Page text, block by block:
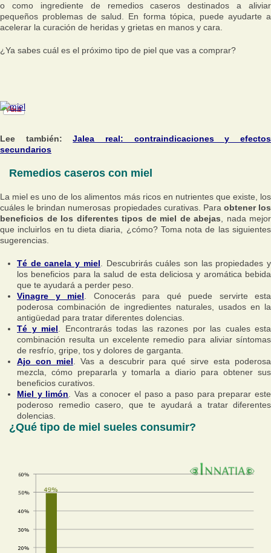
o como ingrediente de remedios caseros destinados a aliviar
pequeños problemas de salud. En forma tópica, puede ayudarte a
acelerar la curación de heridas y grietas en manos y cara.
¿Ya sabes cuál es el próximo tipo de piel que vas a comprar?
Lee también:Jalea real: contraindicaciones y efectos
secundarios
Remedios caseros con miel
La miel es uno de los alimentos más ricos en nutrientes que existe, los
cuáles le brindan numerosas propiedades curativas. Para obtener los
beneficios de los diferentes tipos de miel de abejas , nada mejor
que incluirlos en tu dieta diaria, ¿cómo? Toma nota de las siguientes
sugerencias.
Té de canela y miel . Descubrirás cuáles son las propiedades y
los beneficios para la salud de esta deliciosa y aromática bebida
que te ayudará a perder peso.
Vinagre y miel . Conocerás para qué puede servirte esta
poderosa combinación de ingredientes naturales, usados en la
antigüedad para tratar diferentes dolencias.
Té y miel . Encontrarás todas las razones por las cuales esta
combinación resulta un excelente remedio para aliviar síntomas
de resfrío, gripe, tos y dolores de garganta.
Ajo con miel . Vas a descubrir para qué sirve esta poderosa
mezcla, cómo prepararla y tomarla a diario para obtener sus
beneficios curativos.
Miel y limón . Vas a conocer el paso a paso para preparar este
poderoso remedio casero, que te ayudará a tratar diferentes
dolencias.
¿Qué tipo de miel sueles consumir?